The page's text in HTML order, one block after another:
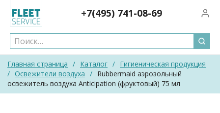
content
+7(495) 741-08-69
Главная страница / Каталог / Гигиеническая продукция
/ Освежители воздуха / Rubbermaid аэрозольный
освежитель воздуха Anticipation (фруктовый) 75 мл